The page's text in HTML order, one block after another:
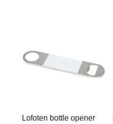
Lofoten bottle opener